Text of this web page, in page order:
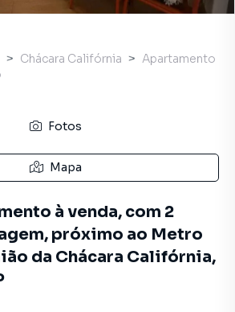
Chácara Califórnia
Apartamento
Fotos
Mapa
à venda, com 2
próximo ao Metro
da Chácara Califórnia,